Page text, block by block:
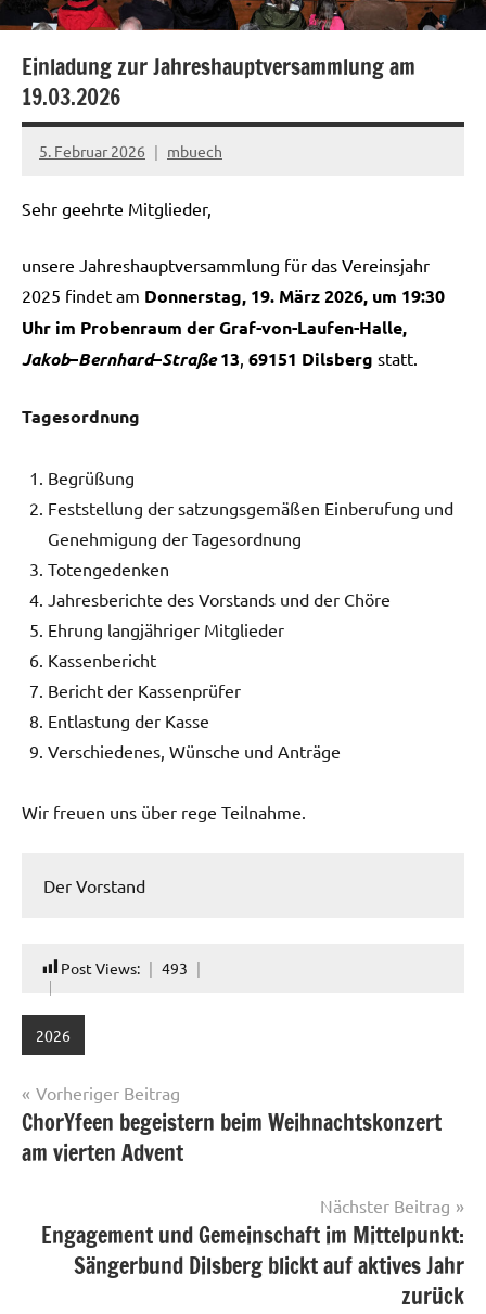
Einladung zur Jahreshauptversammlung am
19.03.2026
5. Februar 2026 mbuech
Sehr geehrte Mitglieder,
unsere Jahreshauptversammlung für das Vereinsjahr
2025 findet am Donnerstag, 19. März 2026, um 19:30
Uhr im Probenraum der Graf-von-Laufen-Halle,
Jakob–Bernhard–Straße13, 69151 Dilsberg statt.
Tagesordnung
Begrüßung
Feststellung der satzungsgemäßen Einberufung und
Genehmigung der Tagesordnung
Totengedenken
Jahresberichte des Vorstands und der Chöre
Ehrung langjähriger Mitglieder
Kassenbericht
Bericht der Kassenprüfer
Entlastung der Kasse
Verschiedenes, Wünsche und Anträge
Wir freuen uns über rege Teilnahme.
Der Vorstand
Post Views: 493
2026
Beitragsnavigation
Vorheriger Beitrag
ChorYfeen begeistern beim Weihnachtskonzert
am vierten Advent
Nächster Beitrag
Engagement und Gemeinschaft im Mittelpunkt:
Sängerbund Dilsberg blickt auf aktives Jahr
zurück